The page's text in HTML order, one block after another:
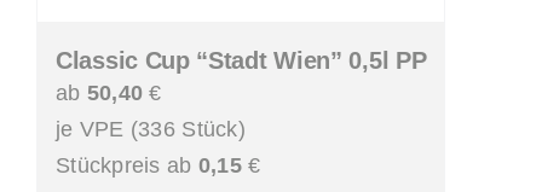
Classic Cup “Stadt Wien” 0,5l PP
ab 50,40 €
je VPE (336 Stück)
Stückpreis ab 0,15€